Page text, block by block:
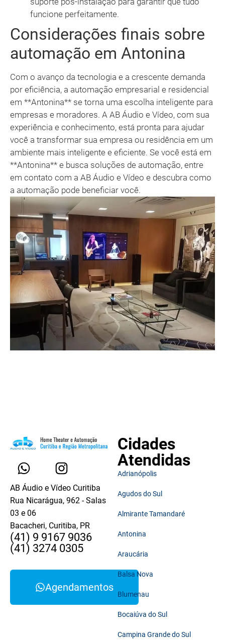
funcione perfeitamente.
Considerações finais sobre
automação em Antonina
Com o avanço da tecnologia e a crescente demanda
por eficiência, a automação empresarial e residencial
em **Antonina** se torna uma escolha inteligente para
empresas e moradores. A AB Áudio e Vídeo, com sua
experiência e conhecimento, está pronta para ajudar
você a transformar sua empresa ou residência em um
ambiente mais inteligente e eficiente. Se você está em
**Antonina** e busca soluções de automação, entre
em contato com a AB Áudio e Vídeo e descubra como
a automação pode beneficiar você.
AB Áudio e Vídeo Curitiba
Rua Nicarágua, 962 - Salas
03 e 06
Bacacheri, Curitiba, PR
(41) 9 9167 9036
(41) 3274 0305
Agendamentos
Cidades
Atendidas
Adrianópolis
Agudos do Sul
Almirante Tamandaré
Antonina
Araucária
Balsa Nova
Blumenau
Bocaiúva do Sul
Campina Grande do Sul